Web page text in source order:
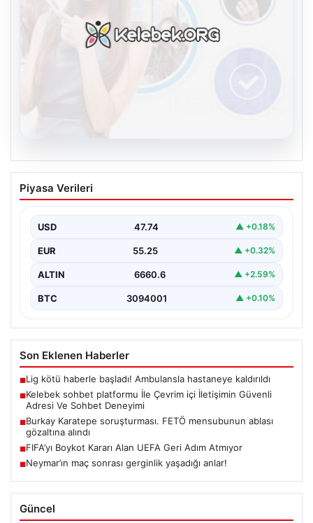
Kelebek sohbet platformu İle Çevrim içi
İletişimin Güvenli Adresi Ve Sohbet
Dijital ortamında kullanıcıların güvenli bir şekilde
birçok…
Piyasa Verileri
USD 47.74 ▲ +0.18%
EUR 55.25 ▲ +0.32%
ALTIN 6660.6 ▲ +2.59%
BTC 3094001 ▲ +0.10%
Son Eklenen Haberler
■Lig kötü haberle başladı! Ambulansla hastaneye kaldırıldı
■Kelebek sohbet platformu İle Çevrim içi İletişimin Güvenli
Adresi Ve Sohbet Deneyimi
■Burkay Karatepe soruşturması. FETÖ mensubunun ablası
gözaltına alındı
■FIFA’yı Boykot Kararı Alan UEFA Geri Adım Atmıyor
■Neymar’ın maç sonrası gerginlik yaşadığı anlar!
Güncel